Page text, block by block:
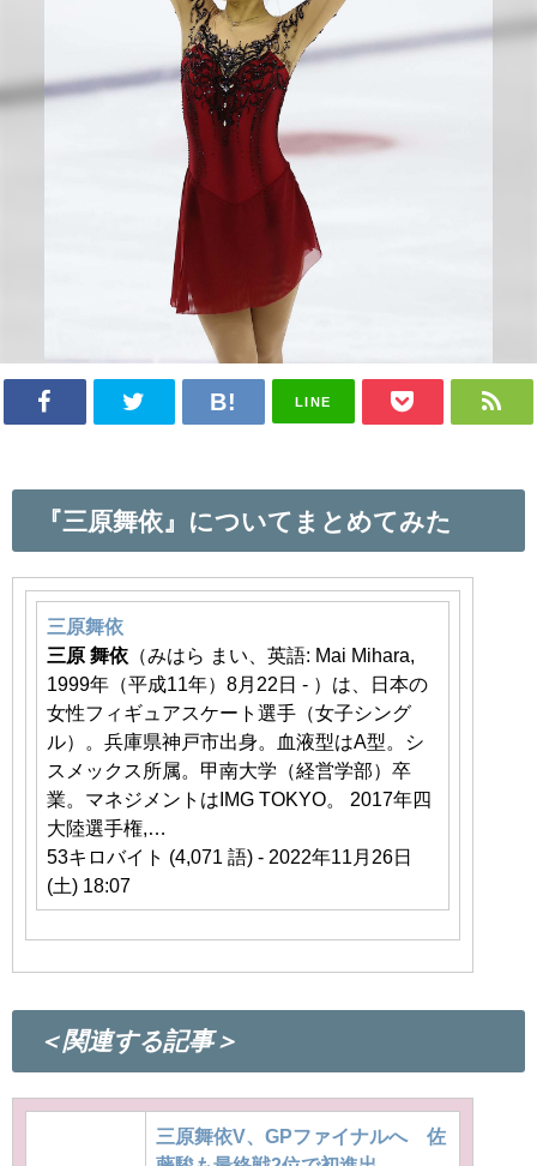
LINE
『三原舞依』についてまとめてみた
三原舞依
三原 舞依 （みはら まい、英語: Mai Mihara,
1999年（平成11年）8月22日 - ）は、日本の
女性フィギュアスケート選手（女子シング
ル）。兵庫県神戸市出身。血液型はA型。シ
スメックス所属。甲南大学（経営学部）卒
業。マネジメントはIMG TOKYO。 2017年四
大陸選手権,…
53キロバイト (4,071 語) - 2022年11月26日
(土) 18:07
＜関連する記事＞
三原舞依V、GPファイナルへ 佐